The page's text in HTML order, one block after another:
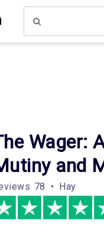
Wager:
and
78 • Hay